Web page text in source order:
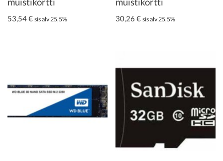
53,54€ sis alv 25,5% 30,26€ sis alv 25,5%